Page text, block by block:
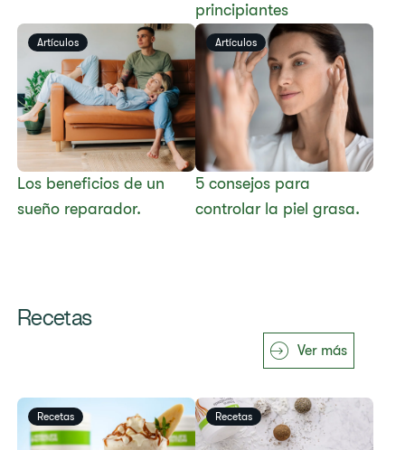
principiantes
​​Los beneficios de un
sueño reparador.​
Artículos
​​5 consejos para
controlar la piel grasa.​
Artículos
Recetas
Ver más
Recetas Recetas